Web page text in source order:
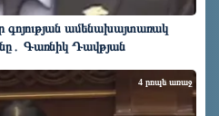
գոյության ամենախայտառակ
Գառնիկ Դավթյան
4 րոպե առաջ